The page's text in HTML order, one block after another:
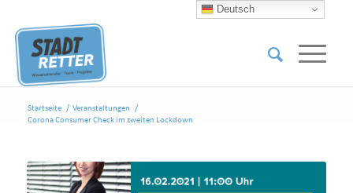
Startseite / Veranstaltungen
/
Corona Consumer Check im zweiten Lockdown
Deutsch